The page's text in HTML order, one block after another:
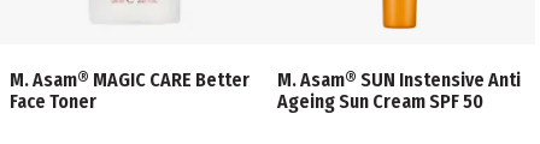
M. Asam® MAGIC CARE Better
Face Toner
M. Asam® SUN Instensive Anti
Ageing Sun Cream SPF 50